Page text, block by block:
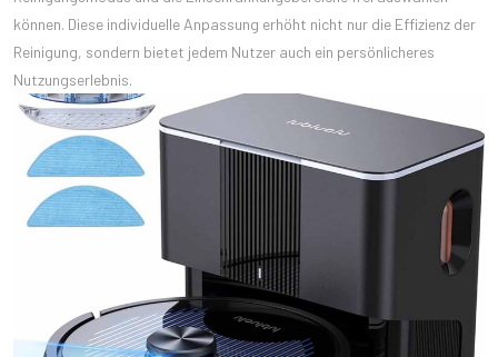
können. Diese individuelle Anpassung erhöht nicht nur die Effizienz der
Reinigung, sondern bietet jedem Nutzer auch ein persönlicheres
Nutzungserlebnis.